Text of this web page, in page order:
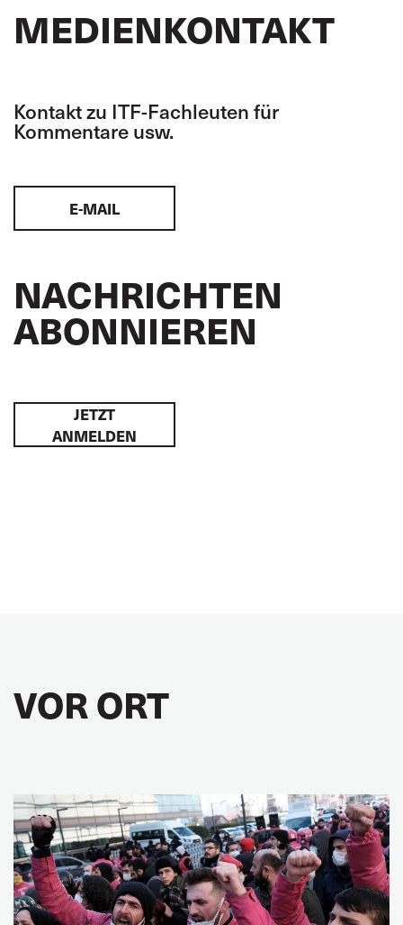
MEDIENKONTAKT
Kontakt zu ITF-Fachleuten für
Kommentare usw.
E-MAIL
NACHRICHTEN
ABONNIEREN
JETZT
ANMELDEN
VOR ORT